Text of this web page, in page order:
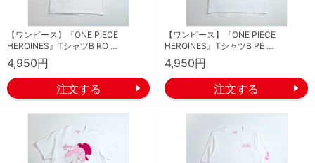
【ワンピース】『ONE PIECE
HEROINES』TシャツB RO …
4,950円
【ワンピース】『ONE PIECE
HEROINES』TシャツB PE …
4,950円